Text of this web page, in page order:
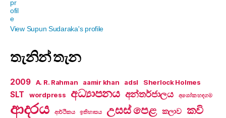
View Supun Sudaraka's profile
තැනින් තැන
2009 A. R. Rahman aamir khan adsl Sherlock Holmes
SLT wordpress අධ්‍යාපනය අන්තර්ජාලය අශෝක හඳගම
ආදරය ආර්ථිකය ඉතිහාසය උසස් පෙළ කලාව කවි